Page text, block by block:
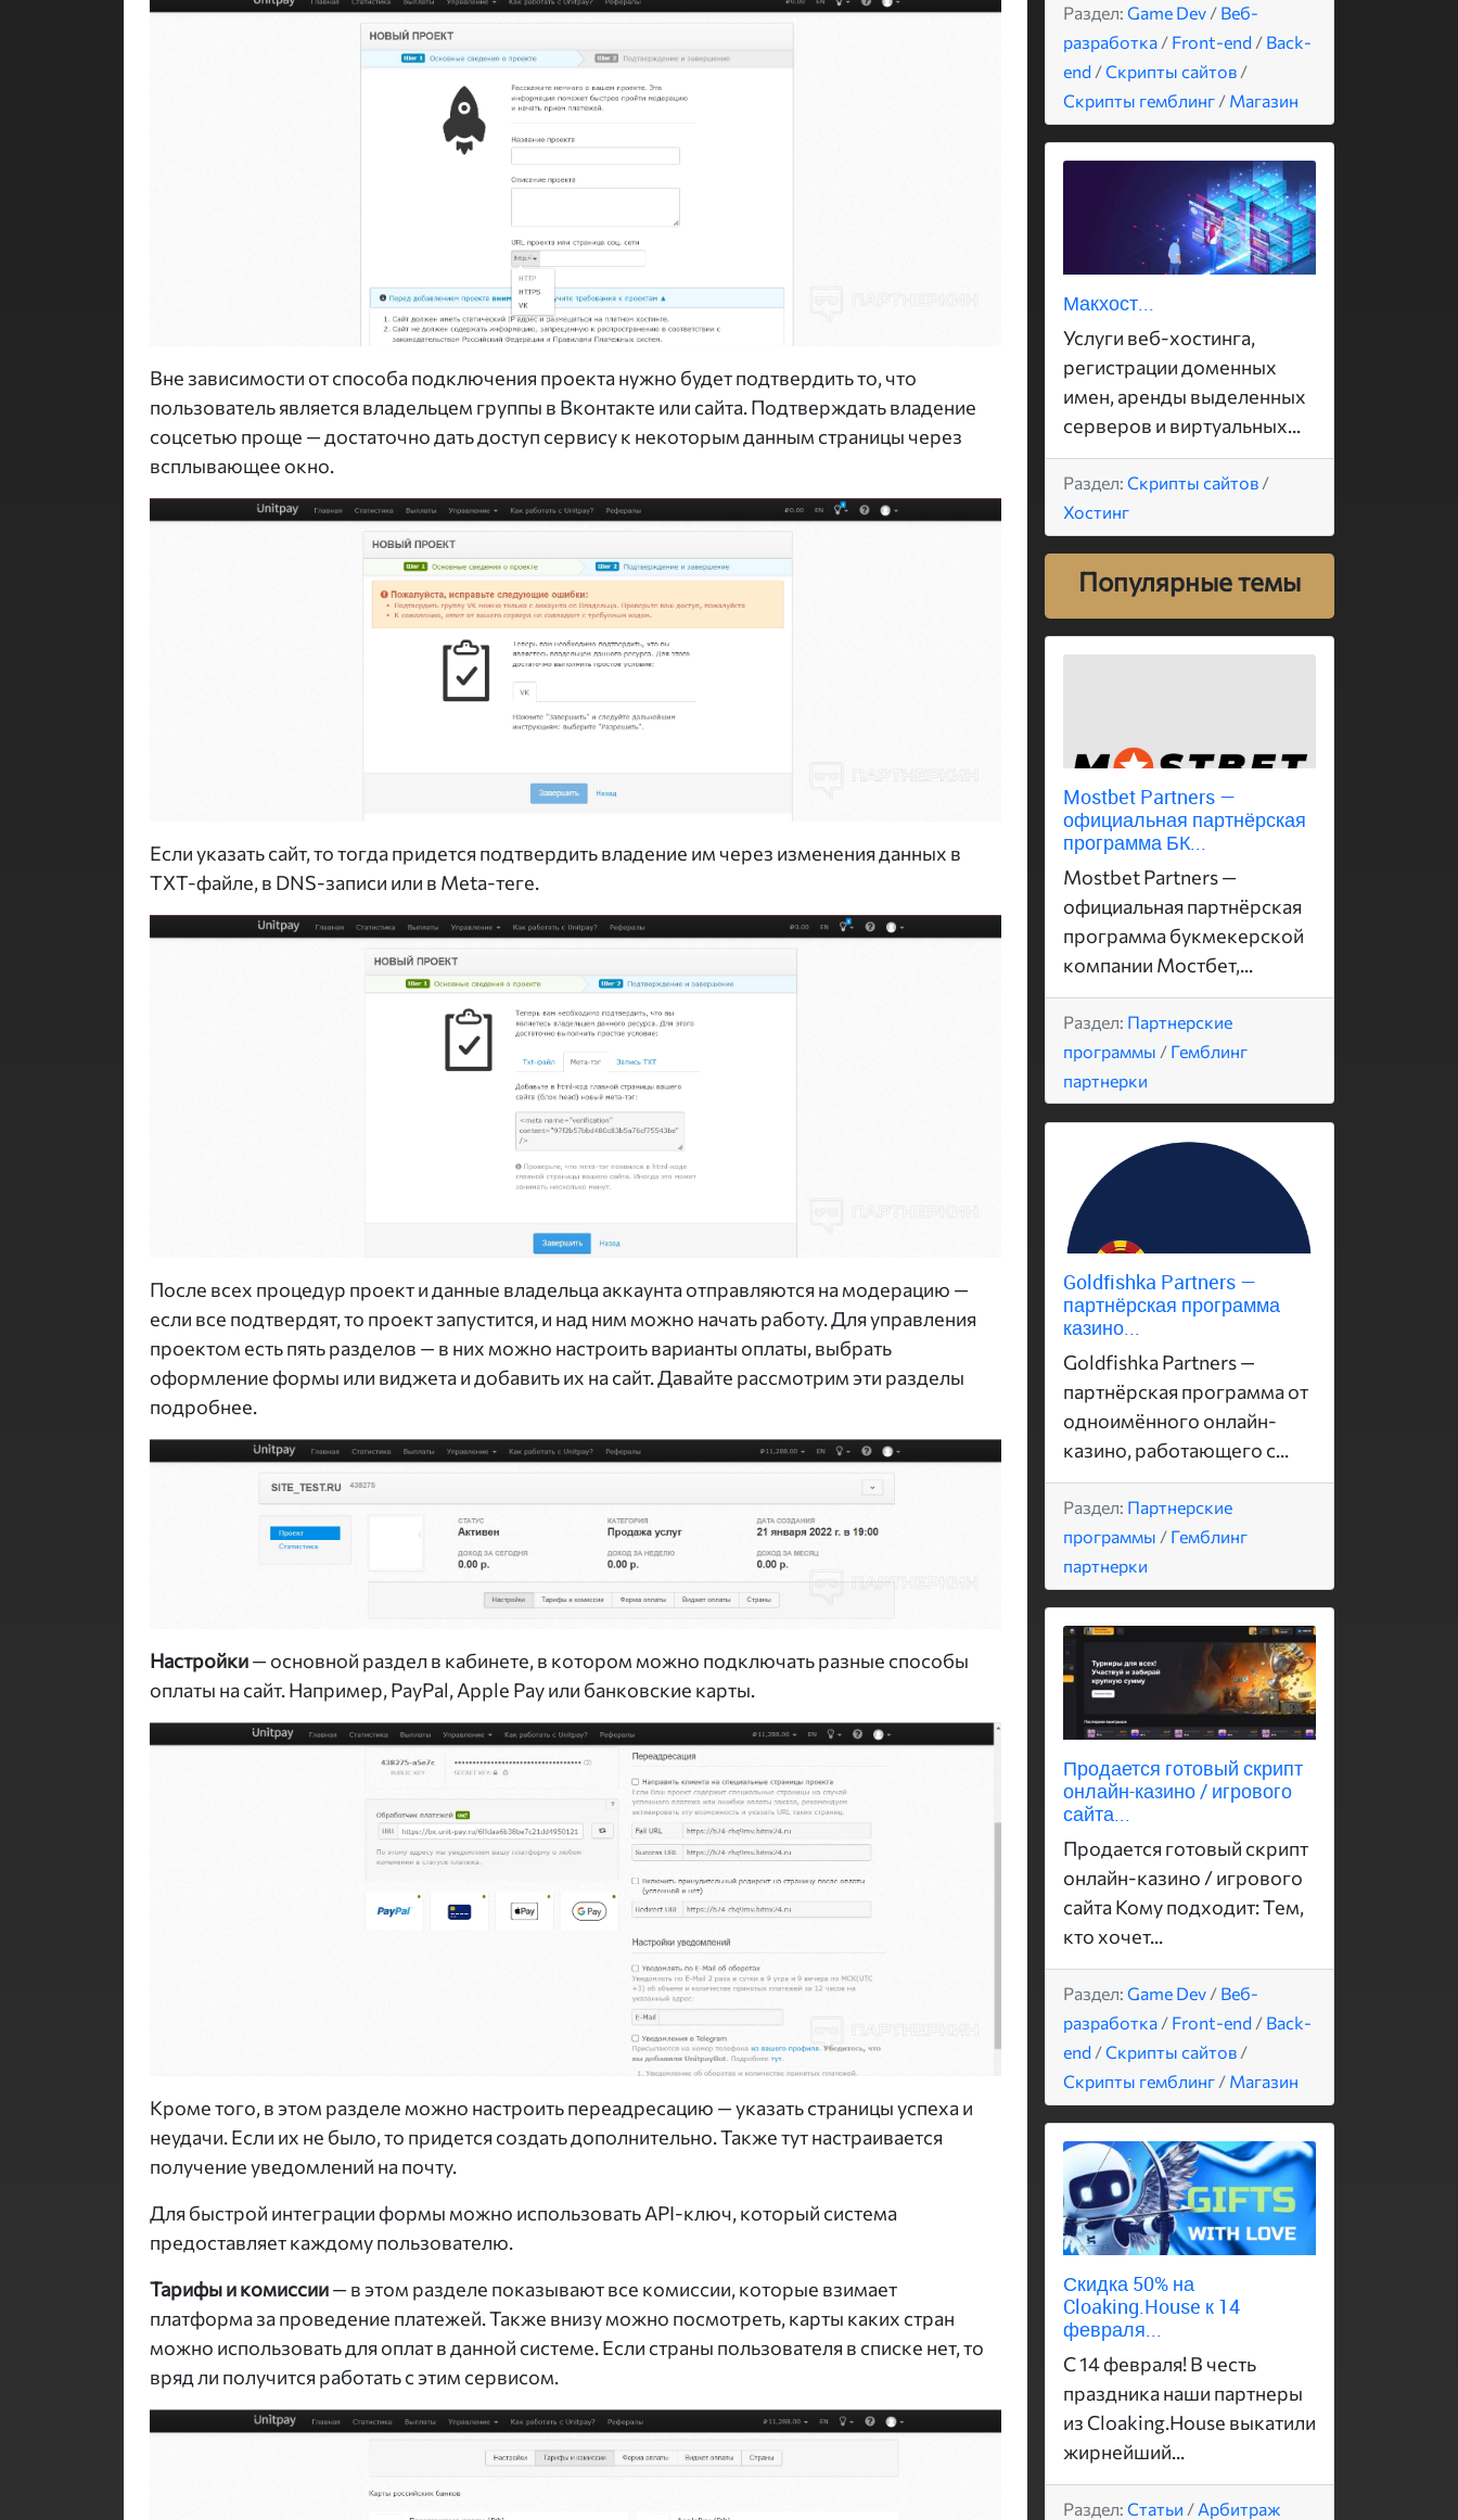
Вне зависимости от способа подключения проекта нужно будет подтвердить то, что
пользователь является владельцем группы в Вконтакте или сайта. Подтверждать владение
соцсетью проще — достаточно дать доступ сервису к некоторым данным страницы через
всплывающее окно.
Если указать сайт, то тогда придется подтвердить владение им через изменения данных в
TXT-файле, в DNS-записи или в Meta-теге.
После всех процедур проект и данные владельца аккаунта отправляются на модерацию —
если все подтвердят, то проект запустится, и над ним можно начать работу. Для управления
проектом есть пять разделов — в них можно настроить варианты оплаты, выбрать
оформление формы или виджета и добавить их на сайт. Давайте рассмотрим эти разделы
подробнее.
Настройки— основной раздел в кабинете, в котором можно подключать разные способы
оплаты на сайт. Например, PayPal, Apple Pay или банковские карты.
Кроме того, в этом разделе можно настроить переадресацию — указать страницы успеха и
неудачи. Если их не было, то придется создать дополнительно. Также тут настраивается
получение уведомлений на почту.
Для быстрой интеграции формы можно использовать API-ключ, который система
предоставляет каждому пользователю.
Тарифы и комиссии— в этом разделе показывают все комиссии, которые взимает
платформа за проведение платежей. Также внизу можно посмотреть, карты каких стран
можно использовать для оплат в данной системе. Если страны пользователя в списке нет, то
вряд ли получится работать с этим сервисом.
Раздел: Game Dev / Веб-
разработка / Front-end / Back-
end /Скрипты сайтов /
Скрипты гемблинг / Магазин
Макхост...
Услуги веб-хостинга,
регистрации доменных
имен, аренды выделенных
серверов и виртуальных...
Раздел: Скрипты сайтов /
Хостинг
Популярные темы
Mostbet Partners —
официальная партнёрская
программа БК...
Mostbet Partners —
официальная партнёрская
программа букмекерской
компании Мостбет,...
Раздел: Партнерские
программы / Гемблинг
партнерки
Goldfishka Partners —
партнёрская программа
казино...
Goldfishka Partners —
партнёрская программа от
одноимённого онлайн-
казино, работающего с...
Раздел: Партнерские
программы / Гемблинг
партнерки
Продается готовый скрипт
онлайн-казино / игрового
сайта...
Продается готовый скрипт
онлайн-казино / игрового
сайта Кому подходит: Тем,
кто хочет...
Раздел: Game Dev / Веб-
разработка / Front-end / Back-
end /Скрипты сайтов /
Скрипты гемблинг / Магазин
Скидка 50% на
Cloaking.House к 14
февраля...
С 14 февраля! В честь
праздника наши партнеры
из Cloaking.House выкатили
жирнейший...
Раздел: Статьи / Арбитраж